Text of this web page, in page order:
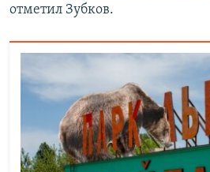
отметил Зубков.